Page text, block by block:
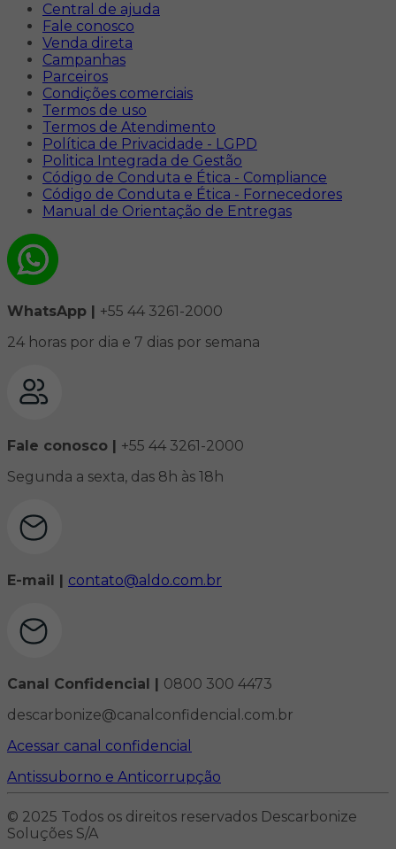
Central de ajuda
Fale conosco
Venda direta
Campanhas
Parceiros
Condições comerciais
Termos de uso
Termos de Atendimento
Política de Privacidade - LGPD
Politica Integrada de Gestão
Código de Conduta e Ética - Compliance
Código de Conduta e Ética - Fornecedores
Manual de Orientação de Entregas
WhatsApp | +55 44 3261-2000
24 horas por dia e 7 dias por semana
Fale conosco | +55 44 3261-2000
Segunda a sexta, das 8h às 18h
E-mail | contato@aldo.com.br
Canal Confidencial | 0800 300 4473
descarbonize@canalconfidencial.com.br
Acessar canal confidencial
Antissuborno e Anticorrupção
© 2025 Todos os direitos reservados Descarbonize
Soluções S/A